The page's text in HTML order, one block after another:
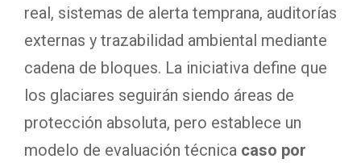
real, sistemas de alerta temprana, auditorías
externas y trazabilidad ambiental mediante
cadena de bloques. La iniciativa define que
los glaciares seguirán siendo áreas de
protección absoluta, pero establece un
modelo de evaluación técnica caso por